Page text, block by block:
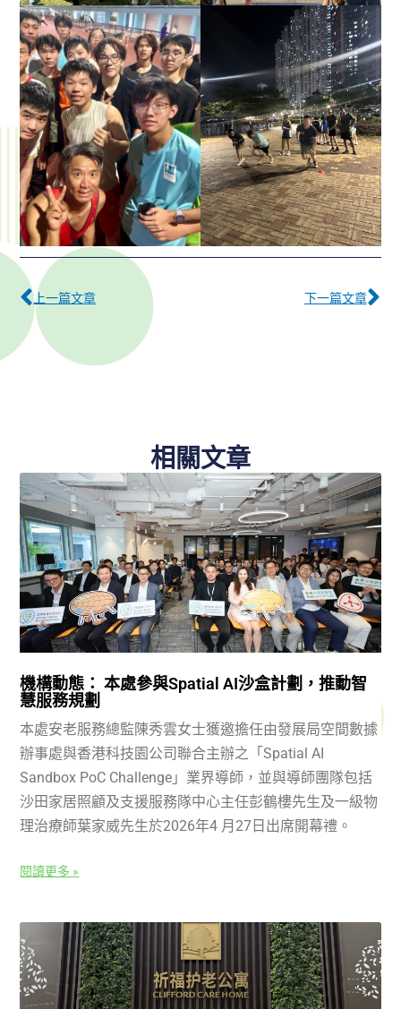
Prev
上一篇文章 下一篇文章
下
相關文章
機構動態： 本處參與Spatial AI沙盒計劃，推動智
慧服務規劃
本處安老服務總監陳秀雲女士獲邀擔任由發展局空間數據
辦事處與香港科技園公司聯合主辦之「Spatial AI
Sandbox PoC Challenge」業界導師，並與導師團隊包括
沙田家居照顧及支援服務隊中心主任彭鶴樓先生及一級物
理治療師葉家威先生於2026年4 月27日出席開幕禮。
閱讀更多 »